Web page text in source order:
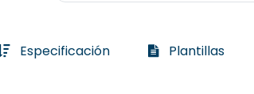
Especificación Plantillas